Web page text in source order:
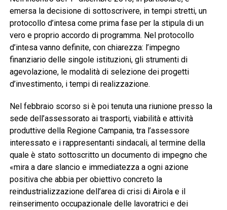
emersa la decisione di sottoscrivere, in tempi stretti, un
protocollo d’intesa come prima fase per la stipula di un
vero e proprio accordo di programma. Nel protocollo
d’intesa vanno definite, con chiarezza: l’impegno
finanziario delle singole istituzioni, gli strumenti di
agevolazione, le modalità di selezione dei progetti
d’investimento, i tempi di realizzazione.
Nel febbraio scorso si è poi tenuta una riunione presso la
sede dell’assessorato ai trasporti, viabilità e attività
produttive della Regione Campania, tra l’assessore
interessato e i rappresentanti sindacali, al termine della
quale è stato sottoscritto un documento di impegno che
«mira a dare slancio e immediatezza a ogni azione
positiva che abbia per obiettivo concreto la
reindustrializzazione dell’area di crisi di Airola e il
reinserimento occupazionale delle lavoratrici e dei